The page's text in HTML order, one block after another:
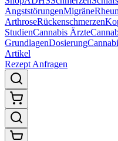
AngststörungenMigräne
ArthroseRückenschmerzen
StudienCannabis Ärzte
GrundlagenDosierung
Artikel
Rezept Anfragen